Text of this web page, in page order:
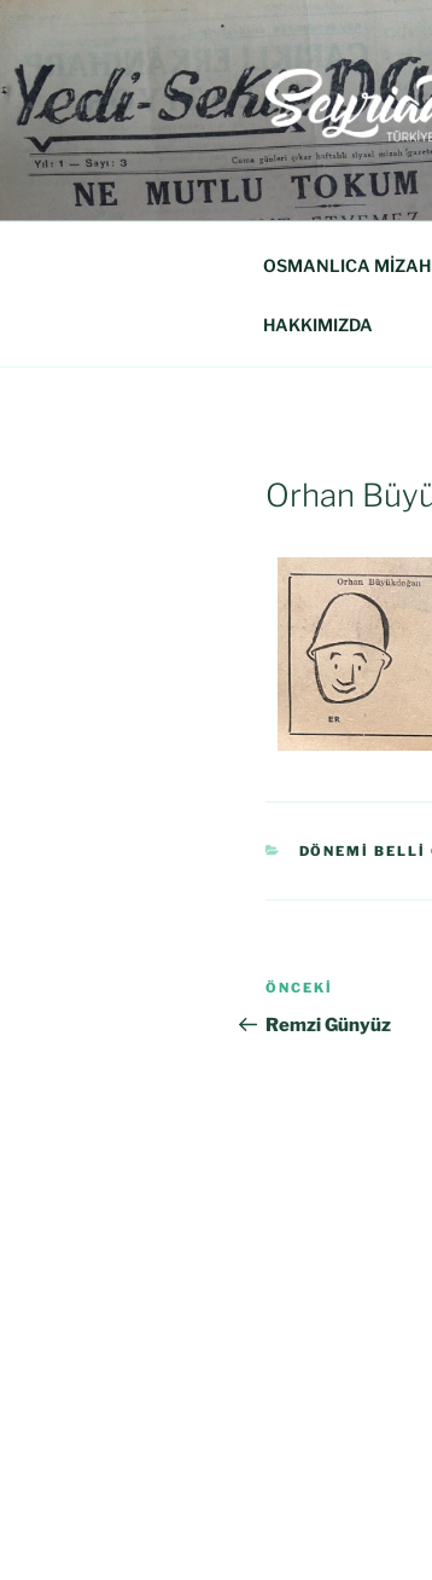
Türkiye'nin En
OSMANLICA
HAKKIMIZDA
Orhan
DÖNEMI BELLI
ÖNCEKI
Remzi Günyüz